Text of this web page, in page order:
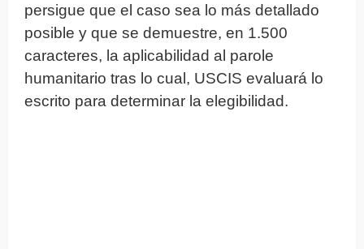
persigue que el caso sea lo más detallado
posible y que se demuestre, en 1.500
caracteres, la aplicabilidad al parole
humanitario tras lo cual, USCIS evaluará lo
escrito para determinar la elegibilidad.